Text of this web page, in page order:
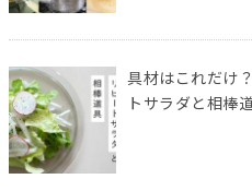
具材はこれだけ
トサラダと相棒